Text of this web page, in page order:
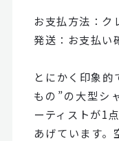
お支払方法：ク
発送：お支払い
とにかく印象的
もの”の大型シ
ーティストが1
あげています。